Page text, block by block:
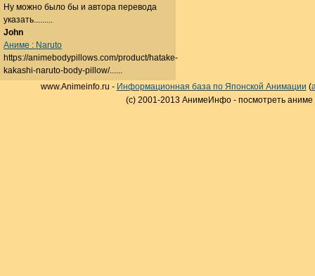
Ну можно было бы и автора перевода
указать.........
John
Аниме : Naruto
https://animebodypillows.com/product/hatake-
kakashi-naruto-body-pillow/......
www.Animeinfo.ru - Информационная база по Японской Анимации (
(c) 2001-2013 АнимеИнфо - посмотреть аниме